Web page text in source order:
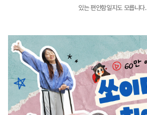
있는 편안함일지도 모릅니다.